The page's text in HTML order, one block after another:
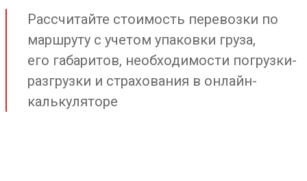
Рассчитайте стоимость перевозки по
маршруту с учетом упаковки груза,
его габаритов, необходимости погрузки-
разгрузки и страхования в онлайн-
калькуляторе